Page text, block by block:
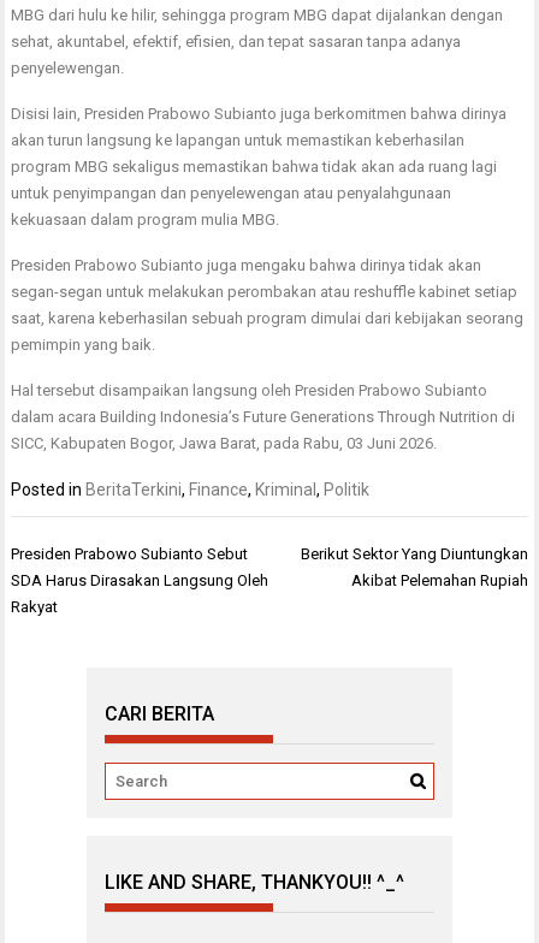
MBG dari hulu ke hilir, sehingga program MBG dapat dijalankan dengan
sehat, akuntabel, efektif, efisien, dan tepat sasaran tanpa adanya
penyelewengan.
Disisi lain, Presiden Prabowo Subianto juga berkomitmen bahwa dirinya
akan turun langsung ke lapangan untuk memastikan keberhasilan
program MBG sekaligus memastikan bahwa tidak akan ada ruang lagi
untuk penyimpangan dan penyelewengan atau penyalahgunaan
kekuasaan dalam program mulia MBG.
Presiden Prabowo Subianto juga mengaku bahwa dirinya tidak akan
segan-segan untuk melakukan perombakan atau reshuffle kabinet setiap
saat, karena keberhasilan sebuah program dimulai dari kebijakan seorang
pemimpin yang baik.
Hal tersebut disampaikan langsung oleh Presiden Prabowo Subianto
dalam acara Building Indonesia’s Future Generations Through Nutrition di
SICC, Kabupaten Bogor, Jawa Barat, pada Rabu, 03 Juni 2026.
Posted in BeritaTerkini, Finance, Kriminal, Politik
Navigasi
pos
Presiden Prabowo Subianto Sebut
SDA Harus Dirasakan Langsung Oleh
Rakyat
Berikut Sektor Yang Diuntungkan
Akibat Pelemahan Rupiah
CARI BERITA
LIKE AND SHARE, THANKYOU!! ^_^